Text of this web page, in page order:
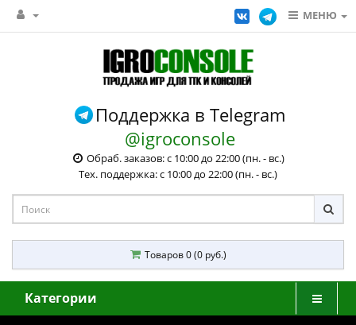
МЕНЮ
Поддержка в Telegram
@igroconsole
Обраб. заказов: с 10:00 до 22:00 (пн. - вс.)
Тех. поддержка: с 10:00 до 22:00 (пн. - вс.)
Товаров 0 (0 руб.)
Категории